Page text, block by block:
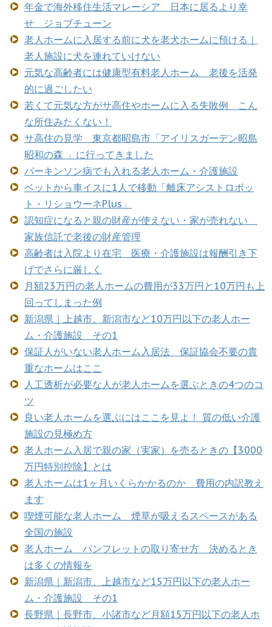
年金で海外移住生活マレーシア 日本に居るより幸
せ ジョブチューン
老人ホームに入居する前に犬を老犬ホームに預ける｜
老人施設に犬を連れていけない
元気な高齢者には健康型有料老人ホーム 老後を活発
的に過ごしたい
若くて元気な方がサ高住やホームに入る失敗例 こん
な所住みたくない！
サ高住の見学 東京都昭島市「アイリスガーデン昭島
昭和の森 」に行ってきました
パーキンソン病でも入れる老人ホーム・介護施設
ベットから車イスに1人で移動「離床アシストロボッ
ト・リショウーネPlus」
認知症になると親の財産が使えない・家が売れない
家族信託で老後の財産管理
高齢者は入院より在宅 医療・介護施設は報酬引き下
げでさらに厳しく
月額23万円の老人ホームの費用が33万円と10万円も上
回ってしまった例
新潟県｜上越市、新潟市など10万円以下の老人ホー
ム・介護施設 その1
保証人がいない老人ホーム入居法 保証協会不要の貴
重なホームはここ
人工透析が必要な人が老人ホームを選ぶときの4つのコ
ツ
良い老人ホームを選ぶにはここを見よ！ 質の低い介護
施設の見極め方
老人ホーム入居で親の家（実家）を売るときの【3000
万円特別控除】とは
老人ホームは1ヶ月いくらかかるのか 費用の内訳教え
ます
喫煙可能な老人ホーム 煙草が吸えるスペースがある
全国の施設
老人ホーム パンフレットの取り寄せ方 決めるとき
は多くの情報を
新潟県｜新潟市、上越市など15万円以下の老人ホー
ム・介護施設 その1
長野県｜長野市、小諸市など月額15万円以下の老人ホ